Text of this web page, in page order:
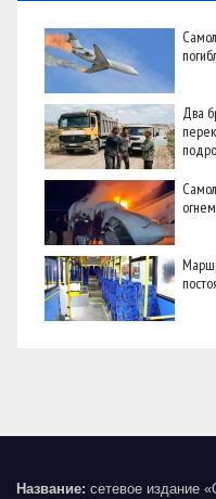
Два
Название: сетевое издание